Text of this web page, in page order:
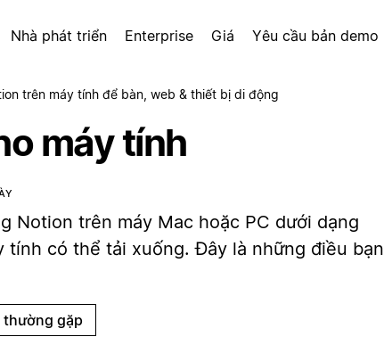
Nhà phát triển Enterprise Giá Yêu cầu bản demo
trên máy tính để bàn, web & thiết bị di động
máy tính
Notion trên máy Mac hoặc PC dưới dạng
tính có thể tải xuống. Đây là những điều bạn
thường gặp